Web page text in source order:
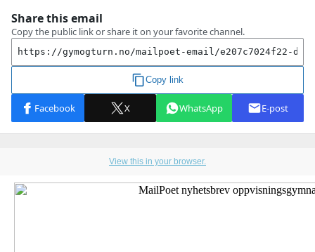
View this in your browser.